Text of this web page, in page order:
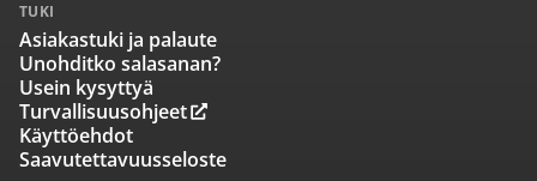
TUKI
Asiakastuki ja palaute
Unohditko salasanan?
Usein kysyttyä
Turvallisuusohjeet
Käyttöehdot
Saavutettavuusseloste